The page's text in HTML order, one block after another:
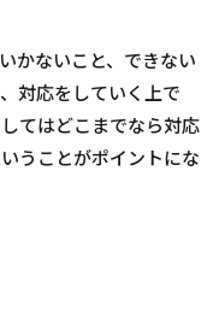
かないこと、できない
対応をしていく上で
てはどこまでなら対応
うことがポイントにな